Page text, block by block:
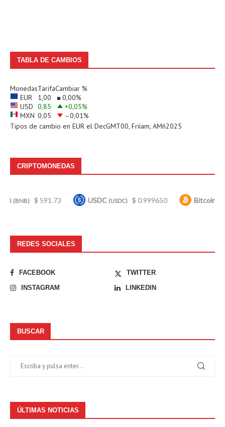
TABLA DE CAMBIOS
MonedasTarifaCambiar %
EUR
1,00 0,00%
USD 0,85 +0,05%
MXN 0,05 –0,01%
Tipos de cambio en EUR el DecGMT00, Friíam, AMñ2025
CRIPTOMONEDAS
$ 591.73 USDC(USDC) $ 0.999650 Bitcoin (BTC) $
REDES SOCIALES
FACEBOOK
TWITTER
INSTAGRAM
LINKEDIN
BUSCAR
ÚLTIMAS NOTICIAS